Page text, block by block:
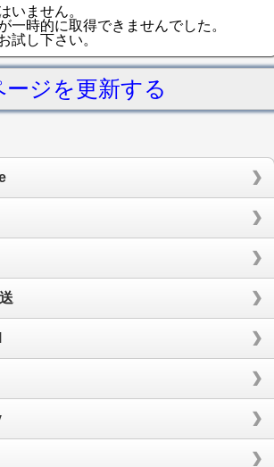
いません。
一時的に取得できませんでした。
試し下さい。
ージを更新する